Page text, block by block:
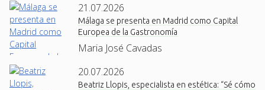
21.07.2026
Málaga se presenta en Madrid como Capital
Europea de la Gastronomía
Maria José Cavadas
20.07.2026
Beatriz Llopis, especialista en estética: “Sé cómo